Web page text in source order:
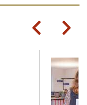
PreviousNext